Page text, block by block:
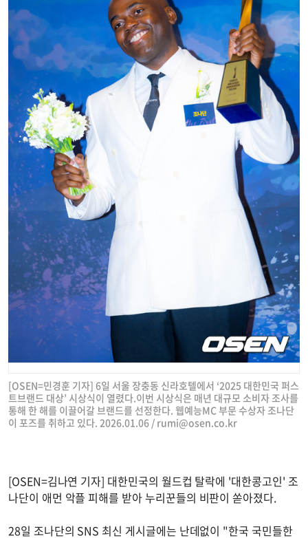
[OSEN=민경훈 기자] 6일 서울 장충동 신라호텔에서 ‘2025 대한민국 퍼스
트브랜드 대상’ 시상식이 열렸다.이번 시상식은 매년 대규모 소비자 조사를
통해 한 해를 이끌어갈 브랜드를 선정한다. 웹예능MC 부문 수상자 조나단
이 포즈를 취하고 있다. 2026.01.06 / rumi@osen.co.kr
[OSEN=김나연 기자] 대한민국의 월드컵 탈락에 '대한콩고인' 조
나단이 애먼 악플 피해를 받아 누리꾼들의 비판이 쏟아졌다.
28일 조나단의 SNS 최신 게시글에는 난데없이 "한국 국민들한